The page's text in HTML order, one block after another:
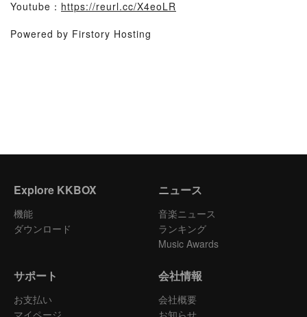
Youtube： https://reurl.cc/X4eoLR
Powered by Firstory Hosting
Explore KKBOX
機能
ダウンロード
ニュース
音楽ニュース
ランキング
Music Awards
サポート
お支払い
マイページ
会社情報
会社概要
お知らせ